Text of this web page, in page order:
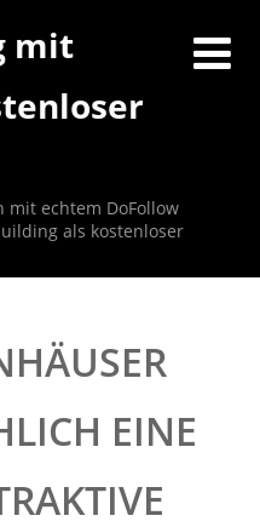
mit
mit echtem DoFollow
als kostenloser
EINE
A